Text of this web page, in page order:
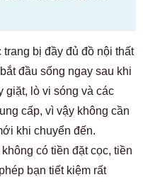
bị đầy đủ đồ nội thất
đầu sống ngay sau khi
giặt, lò vi sóng và các
cấp, vì vậy không cần
khi chuyển đến.
có tiền đặt cọc, tiền
bạn tiết kiệm rất